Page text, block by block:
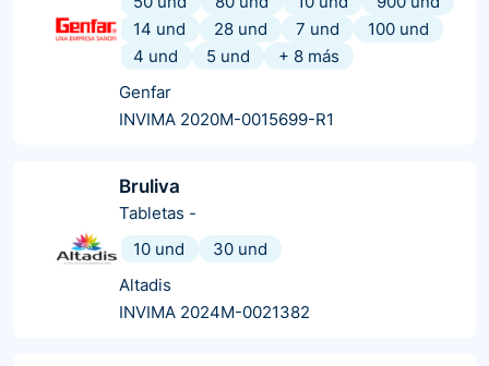
14 und
28 und 7 und
100 und
4 und
5 und + 8 más
Genfar
INVIMA 2020M-0015699-R1
Bruliva
Tabletas -
10 und
30 und
Altadis
INVIMA 2024M-0021382